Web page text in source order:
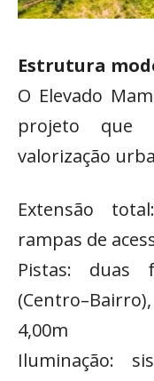
Estrutura
O Elevado
projeto que
valorização
Extensão
rampas de
Pistas: duas
4,00m
Iluminação: